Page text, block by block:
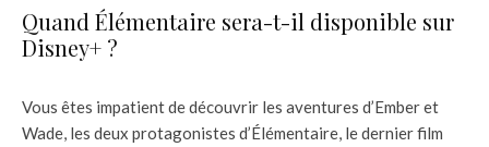
Quand Élémentaire sera-t-il disponible sur
Disney+ ?
Vous êtes impatient de découvrir les aventures d’Ember et
Wade, les deux protagonistes d’Élémentaire, le dernier film